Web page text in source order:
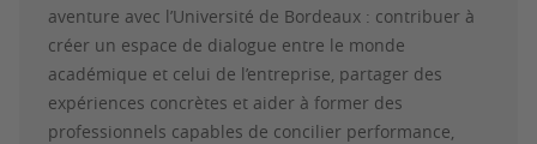
aventure avec l’Université de Bordeaux : contribuer à
créer un espace de dialogue entre le monde
académique et celui de l’entreprise, partager des
expériences concrètes et aider à former des
professionnels capables de concilier performance,